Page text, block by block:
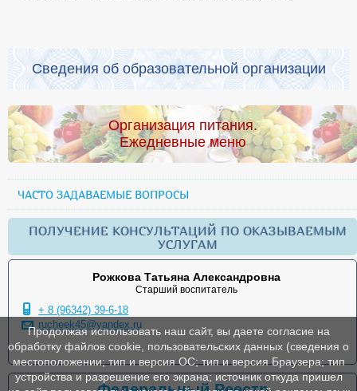
Сведения об образовательной организации
Организация питания.
Ежедневные меню
ЧАСТО ЗАДАВАЕМЫЕ ВОПРОСЫ
ПОЛУЧЕНИЕ КОНСУЛЬТАЦИЙ ПО ОКАЗЫВАЕМЫМ
УСЛУГАМ
Рожкова Татьяна Александровна
Старший воспитатель
+ 8 (96342) 39-6-18
rucheek45@yandex.ru
Продолжая использовать наш сайт, вы даете согласие на
обработку файлов cookie, пользовательских данных (сведения о
местоположении; тип и версия ОС; тип и версия Браузера; тип
устройства и разрешение его экрана; источник откуда пришел